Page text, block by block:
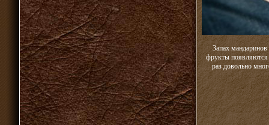
Запах
фрукты появляются
раз довольно